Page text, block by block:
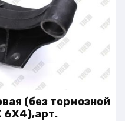
(без тормозной
6X4),арт.